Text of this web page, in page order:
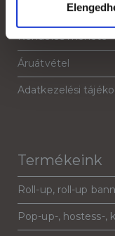
Grafikai
Rendelés menete
Áruátvétel
Adatkezelési
Termékeink
Roll-up, roll-up
Pop-up-, hostess-,